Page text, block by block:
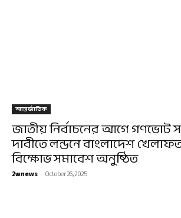
আন্তর্জাতিক
জাতীয় নির্বাচনের আগে গণভোট
দাবীতে লন্ডনে বাংলাদেশ
বিক্ষোভ সমাবেশ অনুষ্ঠিত
2wnews - October 26, 2025